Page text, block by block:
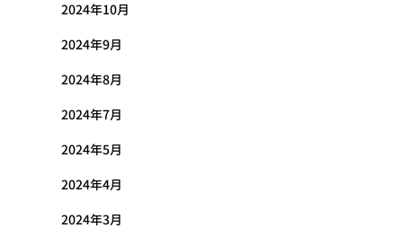
2024年10月
2024年9月
2024年8月
2024年7月
2024年5月
2024年4月
2024年3月